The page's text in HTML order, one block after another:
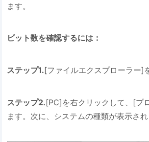
ます。
ビット数を確認するには：
ステップ1.[ファイルエクスプローラー]
ステップ2.[PC]を右クリックして、[プ
ます。次に、システムの種類が表示され